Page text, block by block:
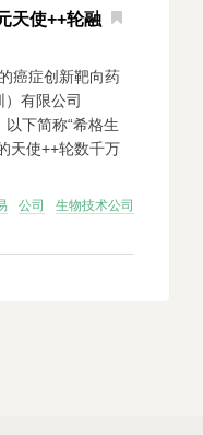
天使++轮融
癌症创新靶向药
有限公司
以下简称“希格生
天使++轮数千万
公司
生物技术公司